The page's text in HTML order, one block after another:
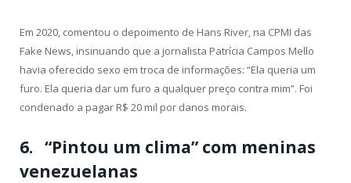
Em 2020, comentou o depoimento de Hans River, na CPMI das
Fake News, insinuando que a jornalista Patrícia Campos Mello
havia oferecido sexo em troca de informações: “Ela queria um
furo. Ela queria dar um furo a qualquer preço contra mim”. Foi
condenado a pagar R$ 20 mil por danos morais.
6. “Pintou um clima” com meninas
venezuelanas